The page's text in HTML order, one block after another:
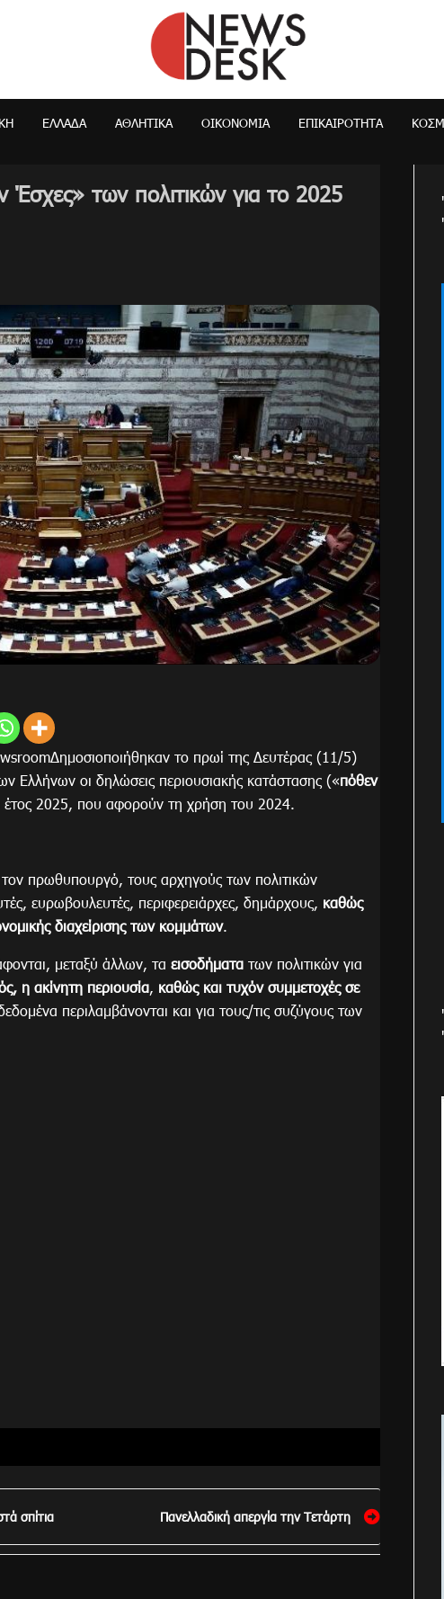
NewsDesk
ΕΛΛΆΔΑ ΑΘΛΗΤΙΚΑ ΟΙΚΟΝΟΜΊΑ ΕΠΙΚΑΙΡΌΤΗΤΑ
των πολιτικών για το 2025
το πρωί της Δευτέρας (11/5)
Ελλήνων οι δηλώσεις περιουσιακής κατάστασης («πόθεν
2025, που αφορούν τη χρήση του 2024.
τον πρωθυπουργό, τους αρχηγούς των πολιτικών
ευρωβουλευτές, περιφερειάρχες, δημάρχους, καθώς
διαχείρισης των κομμάτων.
μεταξύ άλλων, τα εισοδήματα των πολιτικών για
η ακίνητη περιουσία, καθώς και τυχόν συμμετοχές σε
περιλαμβάνονται και για τους/τις συζύγους των
σπίτια Πανελλαδική απεργία την Τετάρτη